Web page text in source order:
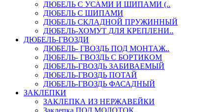
ДЮБЕЛЬ С УСАМИ И ШИПАМИ (..
ДЮБЕЛЬ С ШИПАМИ
ДЮБЕЛЬ СКЛАДНОЙ ПРУЖИННЫЙ
ДЮБЕЛЬ-ХОМУТ ДЛЯ КРЕПЛЕНИ..
ДЮБЕЛЬ-ГВОЗДИ
ДЮБЕЛЬ- ГВОЗДЬ ПОД МОНТАЖ..
ДЮБЕЛЬ- ГВОЗДЬ С БОРТИКОМ
ДЮБЕЛЬ-ГВОЗДЬ ЗАБИВАЕМЫЙ
ДЮБЕЛЬ-ГВОЗДЬ ПОТАЙ
ДЮБЕЛЬ-ГВОЗДЬ ФАСАДНЫЙ
ЗАКЛЕПКИ
ЗАКЛЕПКА ИЗ НЕРЖАВЕЙКИ
Заклепка ПОД МОЛОТОК